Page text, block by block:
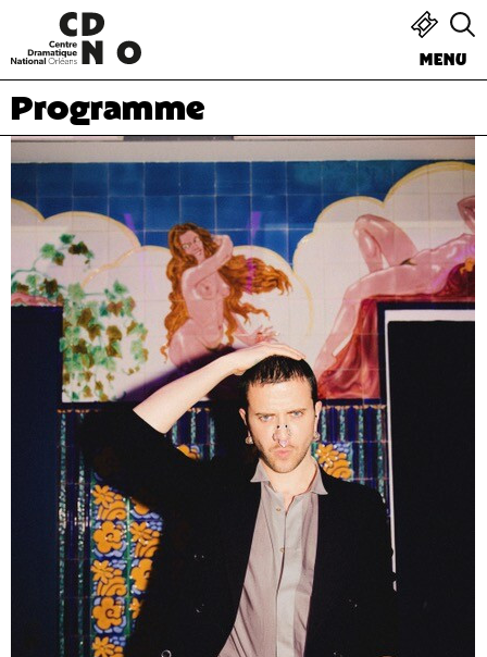
MENU
Programme